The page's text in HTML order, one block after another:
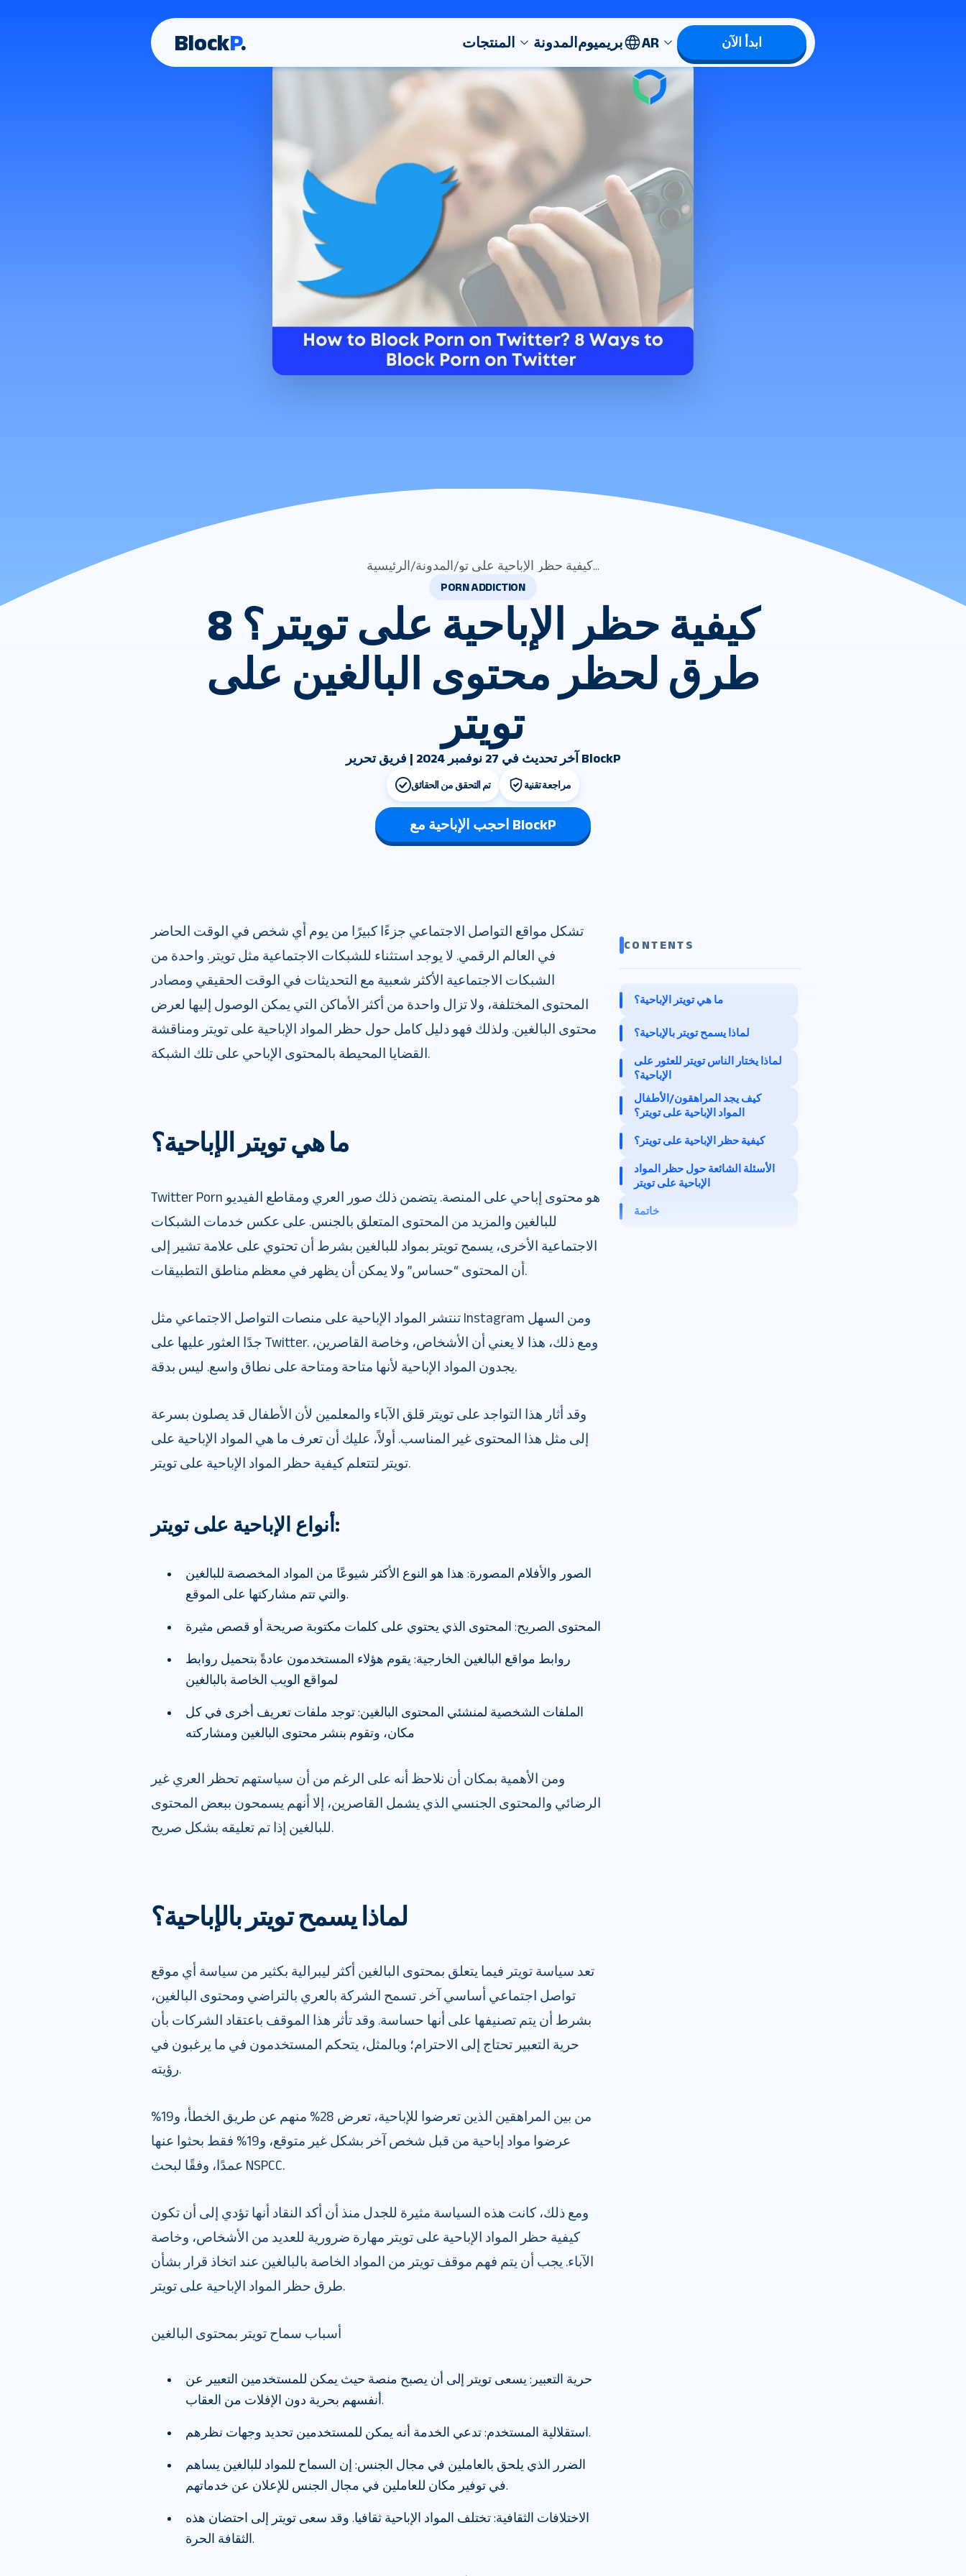
BlockP. المنتجات المدونة بريميوم AR ابدأ الآن
الرئيسية /المدونة / كيفية حظر الإباحية على تو...
PORN ADDICTION
كيفية حظر الإباحية على تويتر؟ 8
طرق لحظر محتوى البالغين على
تويتر
آخر تحديث في 27 نوفمبر 2024 | فريق تحرير BlockP
تم التحقق من الحقائق مراجعة تقنية
احجب الإباحية مع BlockP
تشكل مواقع التواصل الاجتماعي جزءًا كبيرًا من يوم أي شخص في الوقت الحاضر
في العالم الرقمي. لا يوجد استثناء للشبكات الاجتماعية مثل تويتر. واحدة من
الشبكات الاجتماعية الأكثر شعبية مع التحديثات في الوقت الحقيقي ومصادر
المحتوى المختلفة، ولا تزال واحدة من أكثر الأماكن التي يمكن الوصول إليها لعرض
محتوى البالغين. ولذلك فهو دليل كامل حول حظر المواد الإباحية على تويتر ومناقشة
القضايا المحيطة بالمحتوى الإباحي على تلك الشبكة.
ما هي تويتر الإباحية؟
Twitter Porn هو محتوى إباحي على المنصة. يتضمن ذلك صور العري ومقاطع الفيديو
للبالغين والمزيد من المحتوى المتعلق بالجنس. على عكس خدمات الشبكات
الاجتماعية الأخرى، يسمح تويتر بمواد للبالغين بشرط أن تحتوي على علامة تشير إلى
أن المحتوى “حساس” ولا يمكن أن يظهر في معظم مناطق التطبيقات.
تنتشر المواد الإباحية على منصات التواصل الاجتماعي مثل Instagram ومن السهل
جدًا العثور عليها على Twitter. ومع ذلك، هذا لا يعني أن الأشخاص، وخاصة القاصرين،
يجدون المواد الإباحية لأنها متاحة ومتاحة على نطاق واسع. ليس بدقة.
وقد أثار هذا التواجد على تويتر قلق الآباء والمعلمين لأن الأطفال قد يصلون بسرعة
إلى مثل هذا المحتوى غير المناسب. أولاً، عليك أن تعرف ما هي المواد الإباحية على
تويتر لتتعلم كيفية حظر المواد الإباحية على تويتر.
أنواع الإباحية على تويتر:
الصور والأفلام المصورة: هذا هو النوع الأكثر شيوعًا من المواد المخصصة للبالغين
والتي تتم مشاركتها على الموقع.
المحتوى الصريح: المحتوى الذي يحتوي على كلمات مكتوبة صريحة أو قصص مثيرة
روابط مواقع البالغين الخارجية: يقوم هؤلاء المستخدمون عادةً بتحميل روابط
لمواقع الويب الخاصة بالبالغين
الملفات الشخصية لمنشئي المحتوى البالغين: توجد ملفات تعريف أخرى في كل
مكان، وتقوم بنشر محتوى البالغين ومشاركته
ومن الأهمية بمكان أن نلاحظ أنه على الرغم من أن سياستهم تحظر العري غير
الرضائي والمحتوى الجنسي الذي يشمل القاصرين، إلا أنهم يسمحون ببعض المحتوى
للبالغين إذا تم تعليقه بشكل صريح.
لماذا يسمح تويتر بالإباحية؟
تعد سياسة تويتر فيما يتعلق بمحتوى البالغين أكثر ليبرالية بكثير من سياسة أي موقع
تواصل اجتماعي أساسي آخر. تسمح الشركة بالعري بالتراضي ومحتوى البالغين،
بشرط أن يتم تصنيفها على أنها حساسة. وقد تأثر هذا الموقف باعتقاد الشركات بأن
حرية التعبير تحتاج إلى الاحترام؛ وبالمثل، يتحكم المستخدمون في ما يرغبون في
رؤيته.
من بين المراهقين الذين تعرضوا للإباحية، تعرض 28% منهم عن طريق الخطأ، و19%
عرضوا مواد إباحية من قبل شخص آخر بشكل غير متوقع، و19% فقط بحثوا عنها
عمدًا، وفقًا لبحث NSPCC.
ومع ذلك، كانت هذه السياسة مثيرة للجدل منذ أن أكد النقاد أنها تؤدي إلى أن تكون
كيفية حظر المواد الإباحية على تويتر مهارة ضرورية للعديد من الأشخاص، وخاصة
الآباء. يجب أن يتم فهم موقف تويتر من المواد الخاصة بالبالغين عند اتخاذ قرار بشأن
طرق حظر المواد الإباحية على تويتر.
أسباب سماح تويتر بمحتوى البالغين
حرية التعبير: يسعى تويتر إلى أن يصبح منصة حيث يمكن للمستخدمين التعبير عن
أنفسهم بحرية دون الإفلات من العقاب.
استقلالية المستخدم: تدعي الخدمة أنه يمكن للمستخدمين تحديد وجهات نظرهم.
الضرر الذي يلحق بالعاملين في مجال الجنس: إن السماح للمواد للبالغين يساهم
في توفير مكان للعاملين في مجال الجنس للإعلان عن خدماتهم.
الاختلافات الثقافية: تختلف المواد الإباحية ثقافيا. وقد سعى تويتر إلى احتضان هذه
الثقافة الحرة.
CONTENTS
ما هي تويتر الإباحية؟
لماذا يسمح تويتر بالإباحية؟
لماذا يختار الناس تويتر للعثور على
الإباحية؟
كيف يجد المراهقون/الأطفال
المواد الإباحية على تويتر؟
كيفية حظر الإباحية على تويتر؟
استخدم BlockP
الأسئلة الشائعة حول حظر المواد
الإباحية على تويتر
خاتمة